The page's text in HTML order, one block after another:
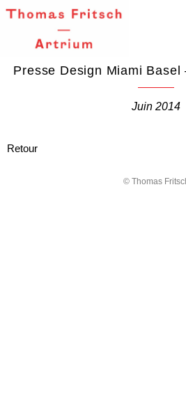
Presse Design Miami
Juin 2014
Retour
© Thomas